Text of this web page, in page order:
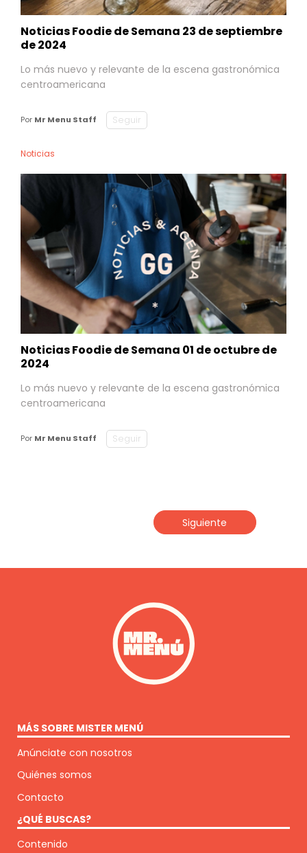
Noticias Foodie de Semana 23 de septiembre
de 2024
Lo más nuevo y relevante de la escena gastronómica
centroamericana
Por Mr Menu Staff Seguir
Noticias
Noticias Foodie de Semana 01 de octubre de
2024
Lo más nuevo y relevante de la escena gastronómica
centroamericana
Por Mr Menu Staff Seguir
Siguiente
MÁS SOBRE MISTER MENÚ
Anúnciate con nosotros
Quiénes somos
Contacto
¿QUÉ BUSCAS?
Contenido